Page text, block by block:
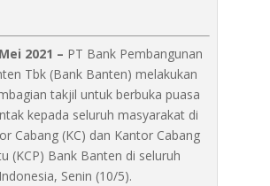
2021 – PT Bank Pembangunan
Tbk (Bank Banten) melakukan
takjil untuk berbuka puasa
kepada seluruh masyarakat di
Cabang (KC) dan Kantor Cabang
(KCP) Bank Banten di seluruh
Indonesia, Senin (10/5).